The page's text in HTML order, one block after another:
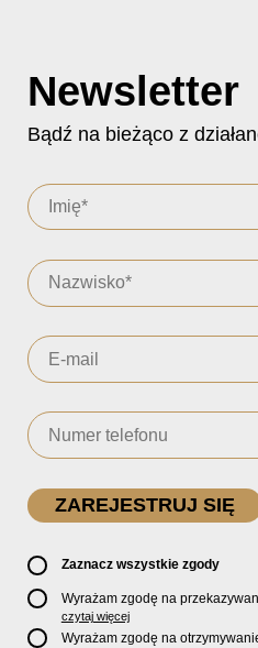
Newsletter
Bądź na bieżąco z
Zaznacz wszystkie zgody
Wyrażam zgodę na
pocztą e-mail, oficjalnego
promocjach, nowościach,
czytaj więcej
Wyrażam zgodę na